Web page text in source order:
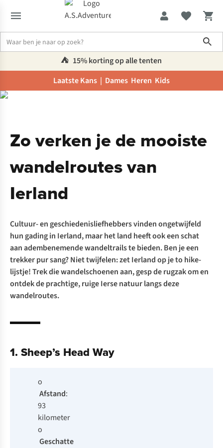
⛺️ 15% korting op alle tenten
Laatste Kans | Dames Heren Kids
Zo verken je de mooiste
wandelroutes van
Ierland
Cultuur- en geschiedenisliefhebbers vinden ongetwijfeld
hun gading in Ierland, maar het land heeft ook een schat
aan adembenemende wandeltrails te bieden. Ben je een
trekker pur sang? Niet twijfelen: zet Ierland op je to hike-
lijstje! Trek die wandelschoenen aan, gesp de rugzak om en
ontdek de prachtige, ruige Ierse natuur langs deze
wandelroutes.
1. Sheep’s Head Way
o
Afstand:
93
kilometer
o
Geschatte